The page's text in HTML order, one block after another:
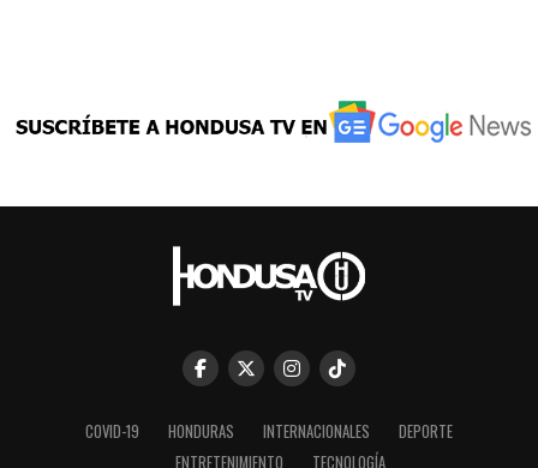
COVID-19 HONDURAS INTERNACIONALES
DEPORTE
ENTRETENIMIENTO
TECNOLOGÍA